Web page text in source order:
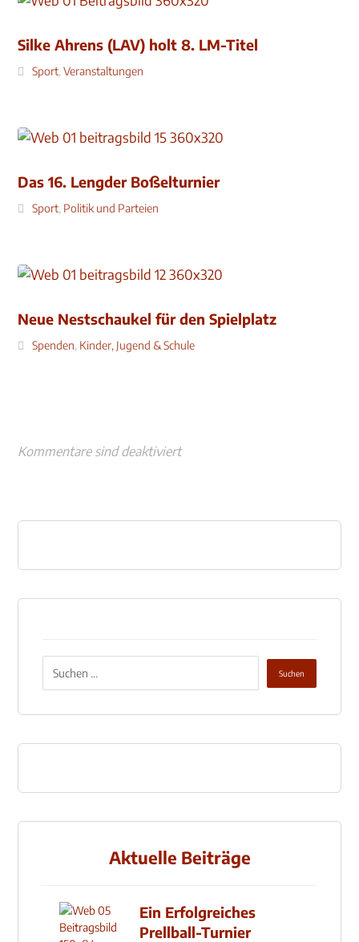
Silke Ahrens (LAV) holt 8. LM-Titel
Sport,Veranstaltungen
Das 16. Lengder Boßelturnier
Sport, Politik und Parteien
Neue Nestschaukel für den Spielplatz
Spenden, Kinder, Jugend & Schule
Kommentare sind deaktiviert
Aktuelle Beiträge
Ein Erfolgreiches
Prellball-Turnier